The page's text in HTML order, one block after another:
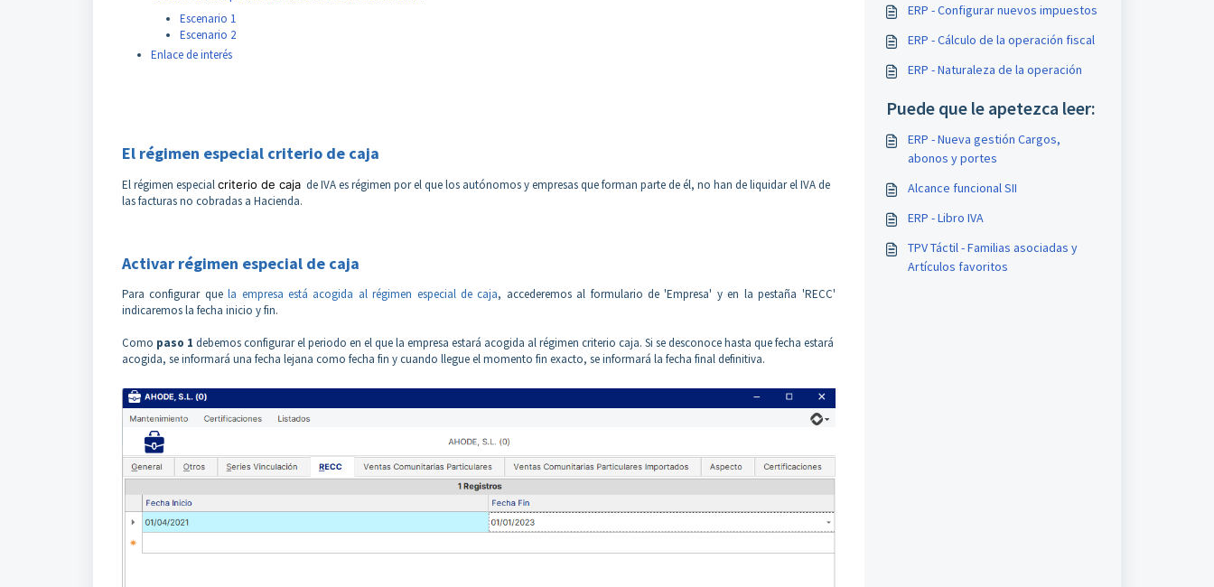
Escenario 1
Escenario 2
Enlace de interés
El régimen especial criterio de caja
El régimen especialcriterio de caja de IVA es régimen por el que los autónomos y empresas que forman parte de él, no han de liquidar el IVA de
las facturas no cobradas a Hacienda.
Activar régimen especial de caja
Para configurar quela empresa está acogida al régimen especial de caja, accederemos al formulario de 'Empresa' y en la pestaña 'RECC'
indicaremos la fecha inicio y fin.
Como paso 1 debemos configurar el periodo en el que la empresa estará acogida al régimen criterio caja. Si se desconoce hasta que fecha estará
acogida, se informará una fecha lejana como fecha fin y cuando llegue el momento fin exacto, se informará la fecha final definitiva.
ERP - Configurar nuevos impuestos
ERP - Cálculo de la operación fiscal
ERP - Naturaleza de la operación
Puede que le apetezca leer:
ERP - Nueva gestión Cargos,
abonos y portes
Alcance funcional SII
ERP - Libro IVA
TPV Táctil - Familias asociadas y
Artículos favoritos